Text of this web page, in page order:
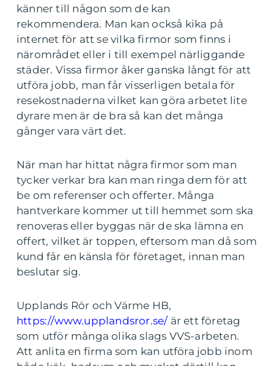
känner till någon som de kan
rekommendera. Man kan också kika på
internet för att se vilka firmor som finns i
närområdet eller i till exempel närliggande
städer. Vissa firmor åker ganska långt för att
utföra jobb, man får visserligen betala för
resekostnaderna vilket kan göra arbetet lite
dyrare men är de bra så kan det många
gånger vara värt det.
När man har hittat några firmor som man
tycker verkar bra kan man ringa dem för att
be om referenser och offerter. Många
hantverkare kommer ut till hemmet som ska
renoveras eller byggas när de ska lämna en
offert, vilket är toppen, eftersom man då som
kund får en känsla för företaget, innan man
beslutar sig.
Upplands Rör och Värme HB,
https://www.upplandsror.se/ är ett företag
som utför många olika slags VVS-arbeten.
Att anlita en firma som kan utföra jobb inom